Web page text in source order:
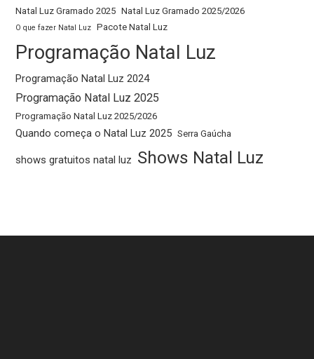
Natal Luz Gramado 2025 Natal Luz Gramado 2025/2026
O que fazer Natal Luz Pacote Natal Luz
Programação Natal Luz
Programação Natal Luz 2024
Programação Natal Luz 2025
Programação Natal Luz 2025/2026
Quando começa o Natal Luz 2025 Serra Gaúcha
shows gratuitos natal luz Shows Natal Luz